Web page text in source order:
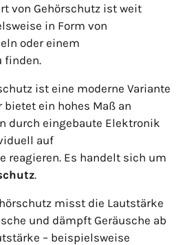
von Gehörschutz ist weit
in Form von
oder einem
finden.
ist eine moderne Variante
bietet ein hohes Maß an
durch eingebaute Elektronik
auf
reagieren. Es handelt sich um
.
misst die Lautstärke
und dämpft Geräusche ab
– beispielsweise